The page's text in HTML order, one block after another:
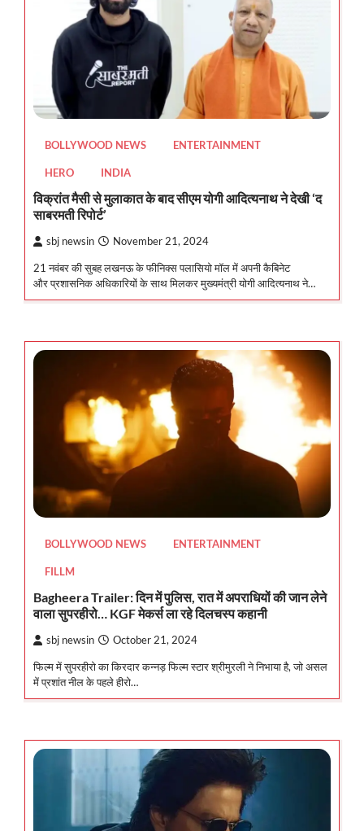
BOLLYWOOD NEWS ENTERTAINMENT
HERO INDIA
विक्रांत मैसी से मुलाकात के बाद सीएम योगी आदित्यनाथ ने देखी ‘द
साबरमती रिपोर्ट’
sbj newsin November 21, 2024
21 नवंबर की सुबह लखनऊ के फीनिक्स पलासियो मॉल में अपनी कैबिनेट
और प्रशासनिक अधिकारियों के साथ मिलकर मुख्यमंत्री योगी आदित्यनाथ ने…
BOLLYWOOD NEWS ENTERTAINMENT
FILLM
Bagheera Trailer: दिन में पुलिस, रात में अपराधियों की जान लेने
वाला सुपरहीरो… KGF मेकर्स ला रहे दिलचस्प कहानी
sbj newsin October 21, 2024
फिल्म में सुपरहीरो का किरदार कन्नड़ फिल्म स्टार श्रीमुरली ने निभाया है, जो असल
में प्रशांत नील के पहले हीरो…